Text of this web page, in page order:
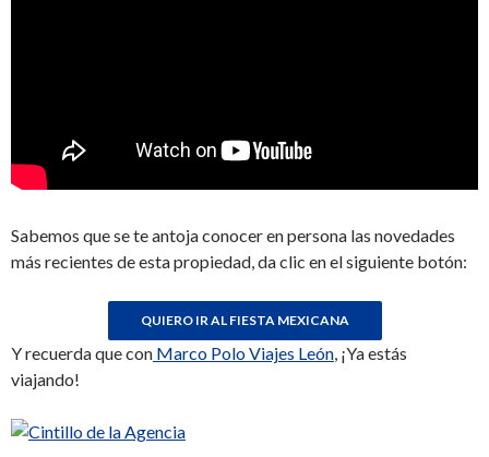
Sabemos que se te antoja conocer en persona las novedades
más recientes de esta propiedad, da clic en el siguiente botón:
Y recuerda que con Marco Polo Viajes León, ¡Ya estás
viajando!